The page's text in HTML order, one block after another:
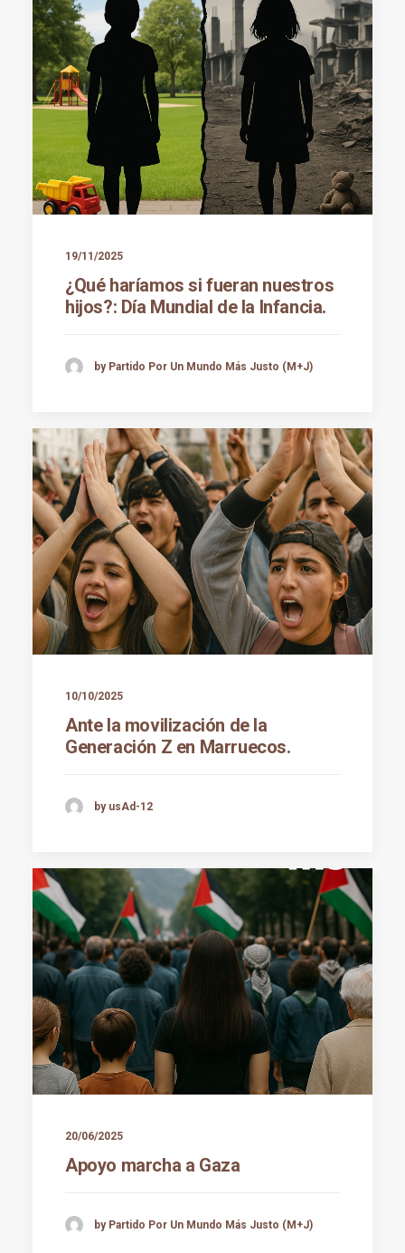
19/11/2025
¿Qué haríamos si fueran nuestros
hijos?: Día Mundial de la Infancia.
by Partido Por Un Mundo Más Justo (M+J)
10/10/2025
Ante la movilización de la
Generación Z en Marruecos.
by usAd-12
20/06/2025
Apoyo marcha a Gaza
by Partido Por Un Mundo Más Justo (M+J)